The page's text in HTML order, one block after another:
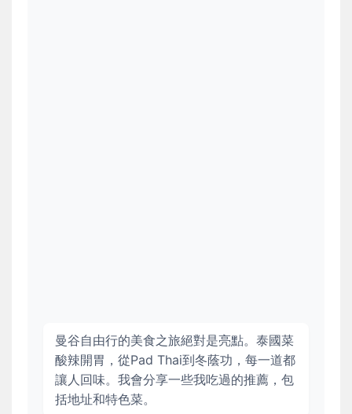
曼谷自由行的美食之旅絕對是亮點。泰國菜
酸辣開胃，從Pad Thai到冬蔭功，每一道都
讓人回味。我會分享一些我吃過的推薦，包
括地址和特色菜。